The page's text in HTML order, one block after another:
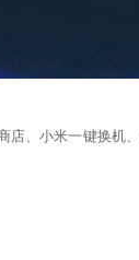
、小米一键换